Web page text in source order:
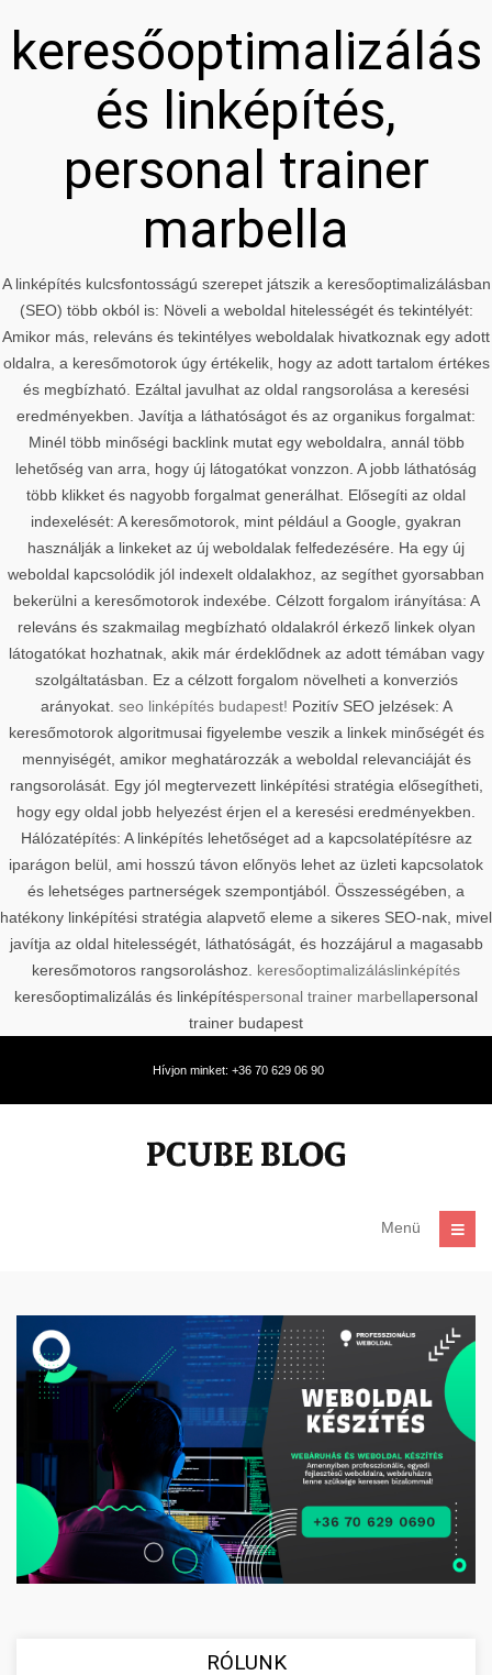
keresőoptimalizálás
és linképítés,
personal trainer
marbella
A linképítés kulcsfontosságú szerepet játszik a keresőoptimalizálásban
(SEO) több okból is: Növeli a weboldal hitelességét és tekintélyét:
Amikor más, releváns és tekintélyes weboldalak hivatkoznak egy adott
oldalra, a keresőmotorok úgy értékelik, hogy az adott tartalom értékes
és megbízható. Ezáltal javulhat az oldal rangsorolása a keresési
eredményekben. Javítja a láthatóságot és az organikus forgalmat:
Minél több minőségi backlink mutat egy weboldalra, annál több
lehetőség van arra, hogy új látogatókat vonzzon. A jobb láthatóság
több klikket és nagyobb forgalmat generálhat. Elősegíti az oldal
indexelését: A keresőmotorok, mint például a Google, gyakran
használják a linkeket az új weboldalak felfedezésére. Ha egy új
weboldal kapcsolódik jól indexelt oldalakhoz, az segíthet gyorsabban
bekerülni a keresőmotorok indexébe. Célzott forgalom irányítása: A
releváns és szakmailag megbízható oldalakról érkező linkek olyan
látogatókat hozhatnak, akik már érdeklődnek az adott témában vagy
szolgáltatásban. Ez a célzott forgalom növelheti a konverziós
arányokat. seo linképítés budapest! Pozitív SEO jelzések: A
keresőmotorok algoritmusai figyelembe veszik a linkek minőségét és
mennyiségét, amikor meghatározzák a weboldal relevanciáját és
rangsorolását. Egy jól megtervezett linképítési stratégia elősegítheti,
hogy egy oldal jobb helyezést érjen el a keresési eredményekben.
Hálózatépítés: A linképítés lehetőséget ad a kapcsolatépítésre az
iparágon belül, ami hosszú távon előnyös lehet az üzleti kapcsolatok
és lehetséges partnerségek szempontjából. Összességében, a
hatékony linképítési stratégia alapvető eleme a sikeres SEO-nak, mivel
javítja az oldal hitelességét, láthatóságát, és hozzájárul a magasabb
keresőmotoros rangsoroláshoz. keresőoptimalizáláslinképítés
keresőoptimalizálás és linképítéspersonal trainer marbellapersonal
trainer budapest
Hívjon minket: +36 70 629 06 90
Menü
RÓLUNK